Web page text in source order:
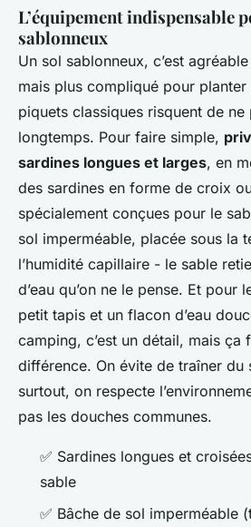
L’équipement indispensable
sablonneux
Un sol sablonneux, c’est
mais plus compliqué pour planter
piquets classiques risquent de ne
longtemps. Pour faire simple,
sardines longues et larges, en
des sardines en forme de croix
spécialement conçues pour le
sol imperméable, placée sous la
l’humidité capillaire - le sable
d’eau qu’on ne le pense. Et pour
petit tapis et un flacon d’eau
camping, c’est un détail, mais ça
différence. On évite de traîner du
surtout, on respecte
pas les douches communes.
✅ Sardines longues et
sable
✅ Bâche de sol imperméable